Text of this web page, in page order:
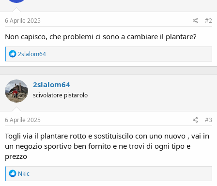
n
:
6 Aprile 2025 #2
Non capisco, che problemi ci sono a cambiare il plantare?
R
e
a
t
i
o
n
:
2slalom64
2slalom64
scivolatore pistarolo
6 Aprile 2025 #3
Togli via il plantare rotto e sostituiscilo con uno nuovo , vai in
un negozio sportivo ben fornito e ne trovi di ogni tipo e
prezzo
R
e
Nkic